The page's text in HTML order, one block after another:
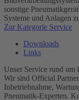
sonstige
Systeme und Anlagen
Zur Kategorie Service
Downloads
Links
Unser Service rund um
Wir sind Official
Inbetriebnahme,
Pneumatik-Experten.